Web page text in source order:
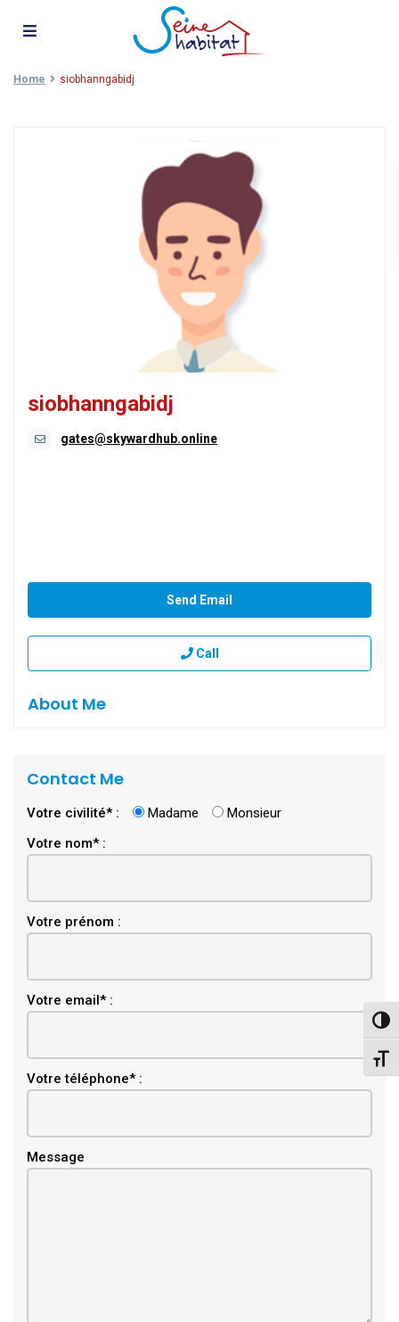
Home siobhanngabidj
siobhanngabidj
gates@skywardhub.online
Send Email
Call
About Me
Contact Me
Votre civilité* : Madame
Monsieur
Votre nom* :
Votre prénom :
Votre email* :
Votre téléphone* :
Message